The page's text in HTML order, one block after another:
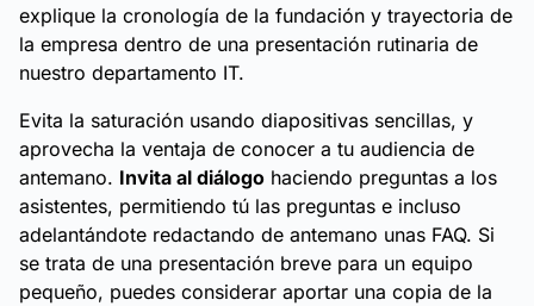
explique la cronología de la fundación y trayectoria de
la empresa dentro de una presentación rutinaria de
nuestro departamento IT.
Evita la saturación usando diapositivas sencillas, y
aprovecha la ventaja de conocer a tu audiencia de
antemano. Invita al diálogo haciendo preguntas a los
asistentes, permitiendo tú las preguntas e incluso
adelantándote redactando de antemano unas FAQ. Si
se trata de una presentación breve para un equipo
pequeño, puedes considerar aportar una copia de la